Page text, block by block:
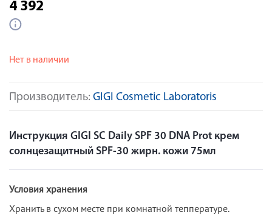
Производитель: GIGI Cosmetic Laboratoris
4 392
Нет в наличии
Инструкция GIGI SC Daily SPF 30 DNA Prot крем
солнцезащитный SPF-30 жирн. кожи 75мл
Условия хранения
Хранить в сухом месте при комнатной теппературе.